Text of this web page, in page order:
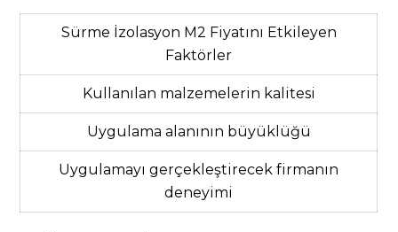
Sürme İzolasyon M2 Fiyatını Etkileyen
Faktörler
Kullanılan malzemelerin kalitesi
Uygulama alanının büyüklüğü
Uygulamayı gerçekleştirecek firmanın
deneyimi